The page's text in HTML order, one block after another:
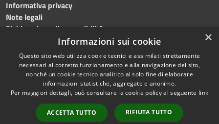
Informativa privacy
Note legali
Dichiarazione di accessibilità
Accessibilità
Privacy
© 2023 • Comune di
Monte Giberto • Powered
byMunicipium•Accesso
redazione
×
Informazioni sui cookie
Questo sito web utilizza cookie tecnici e assimilati strettamente
necessari al corretto funzionamento e alla navigazione del sito,
nonché un cookie tecnico analitico al solo fine di elaborare
informazioni statistiche, aggregate e anonime.
Per maggiori dettagli, può consultare la cookie policy al seguente link
ACCETTA TUTTO RIFIUTA TUTTO